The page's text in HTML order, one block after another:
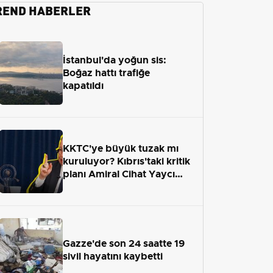
HABERLER
İstanbul'da yoğun sis:
Boğaz hattı trafiğe
kapatıldı
KKTC'ye büyük tuzak mı
kuruluyor? Kıbrıs'taki kritik
planı Amiral Cihat Yaycı
Gazze'de son 24 saatte 19
sivil hayatını kaybetti